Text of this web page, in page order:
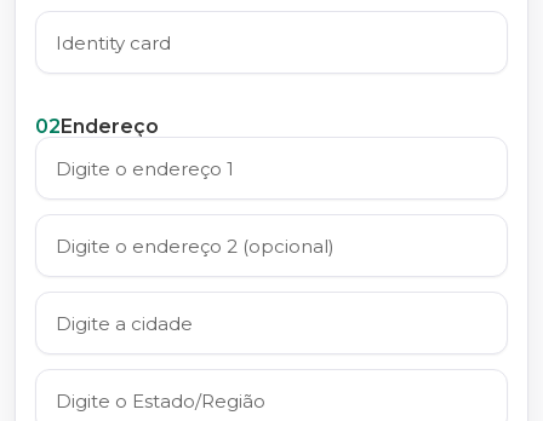
02Endereço